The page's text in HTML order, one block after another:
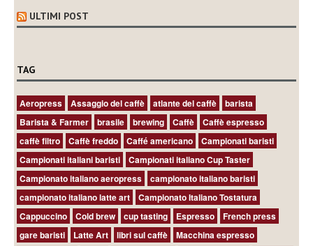
ULTIMI POST
TAG
Aeropress Assaggio del caffè atlante del caffè
barista
Barista & Farmer
brasile brewing Caffè
Caffè espresso
caffè filtro
Caffè freddo Caffé americano
Campionati baristi
Campionati italiani baristi
Campionati italiano Cup Taster
Campionato italiano aeropress
campionato italiano baristi
campionato italiano latte art
Campionato Italiano Tostatura
Cappuccino
Cold brew cup tasting Espresso
French press
gare baristi
Latte Art libri sul caffè
Macchina espresso